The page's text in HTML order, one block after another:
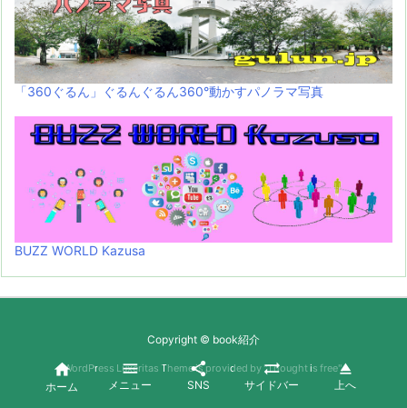
「360ぐるん」ぐるんぐるん360°動かすパノラマ写真
BUZZ WORLD Kazusa
Copyright © book紹介
WordPress Luxeritas Theme is provided by "Thought is free".

ホーム

メニュー

SNS

サイドバー

上へ